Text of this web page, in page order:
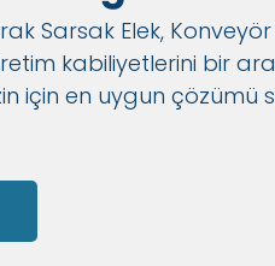
Sarsak Elek, Konveyör
kabiliyetlerini bir
için en uygun çözümü